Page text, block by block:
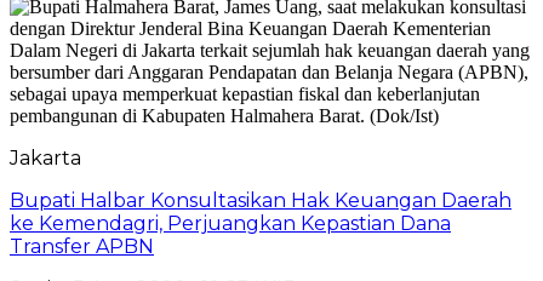
Jakarta
Bupati Halbar Konsultasikan Hak Keuangan Daerah
ke Kemendagri, Perjuangkan Kepastian Dana
Transfer APBN